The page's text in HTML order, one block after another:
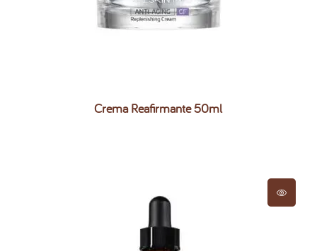
Crema Reafirmante 50ml